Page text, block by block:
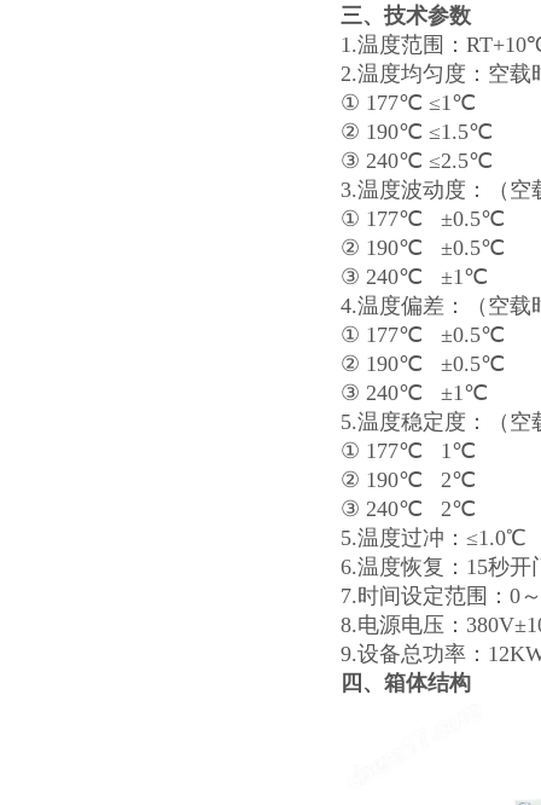
三、技术参数
1.温度范围：
2.温度均匀度：空载
① 177℃ ≤1℃
② 190℃ ≤1.5℃
③ 240℃ ≤2.5℃
3.温度波动度：（空
① 177℃ ±0.5℃
② 190℃ ±0.5℃
③ 240℃ ±1℃
4.温度偏差：（空载
① 177℃ ±0.5℃
② 190℃ ±0.5℃
③ 240℃ ±1℃
5.温度稳定度：（空
① 177℃ 1℃
② 190℃ 2℃
③ 240℃ 2℃
5.温度过冲：≤1.0℃
6.温度恢复：15秒
7.时间设定范围：0
8.电源电压：
9.设备总功率：
四、箱体结构